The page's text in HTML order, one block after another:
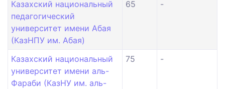
Казахский национальный
педагогический
университет имени Абая
(КазНПУ им. Абая)
65 -
Казахский национальный
университет имени аль-
Фараби (КазНУ им. аль-
75 -